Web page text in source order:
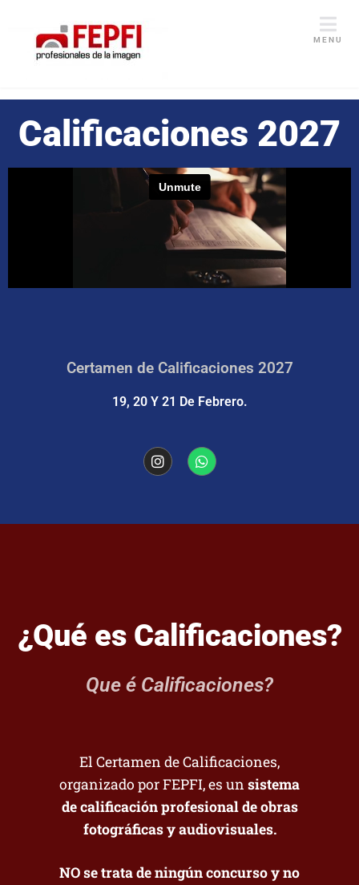
MENU
Calificaciones 2027
Certamen de Calificaciones 2027
19, 20 Y 21 De Febrero.
¿Qué es Calificaciones?
Que é Calificaciones?
El Certamen de Calificaciones,
organizado por FEPFI, es un sistema
de calificación profesional de obras
fotográficas y audiovisuales.
NO se trata de ningún concurso y no